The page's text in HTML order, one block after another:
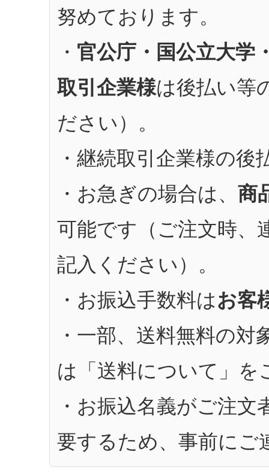
努めております。
・ 官公庁・国公立大学
取引企業様は後払い等
ださい）。
・継続取引企業様の後
・お急ぎの場合は、 商
可能です（ご注文時、
記入ください）。
・お振込手数料はお客
・一部、送料無料の
は「送料について」を
・お振込名義がご注
要するため、事前にご